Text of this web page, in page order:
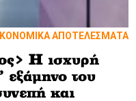
ΑΠΟΤΕΛΕΣΜΑΤΑ
Η ισχυρή
εξάμηνο του
και